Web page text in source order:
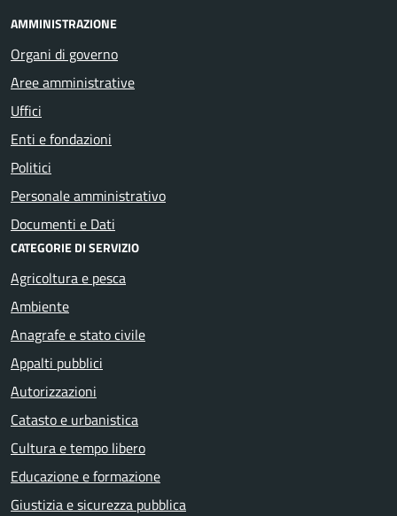
AMMINISTRAZIONE
Organi di governo
Aree amministrative
Uffici
Enti e fondazioni
Politici
Personale amministrativo
Documenti e Dati
CATEGORIE DI SERVIZIO
Agricoltura e pesca
Ambiente
Anagrafe e stato civile
Appalti pubblici
Autorizzazioni
Catasto e urbanistica
Cultura e tempo libero
Educazione e formazione
Giustizia e sicurezza pubblica